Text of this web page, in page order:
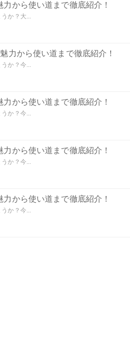
から使い道まで徹底紹介！
か？大...
力から使い道まで徹底紹介！
か？今...
から使い道まで徹底紹介！
か？今...
から使い道まで徹底紹介！
か？今...
から使い道まで徹底紹介！
か？今...